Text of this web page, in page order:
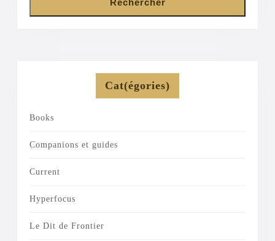
Cat(égories)
Books
Companions et guides
Current
Hyperfocus
Le Dit de Frontier